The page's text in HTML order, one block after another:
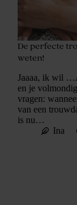
De perfecte
weten!
Jaaaa, ik wil
en je
vragen:
van een
is nu…
Ina